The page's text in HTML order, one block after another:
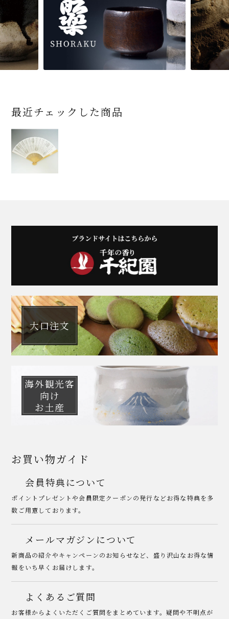
最近チェックした商品
大口注文
海外観光客
向け
お土産
お買い物ガイド
会員特典について
ポイントプレゼントや会員限定クーポンの発行などお得な特典を多
数ご用意しております。
メールマガジンについて
新商品の紹介やキャンペーンのお知らせなど、盛り沢山なお得な情
報をいち早くお届けします。
よくあるご質問
お客様からよくいただくご質問をまとめています。疑問や不明点が